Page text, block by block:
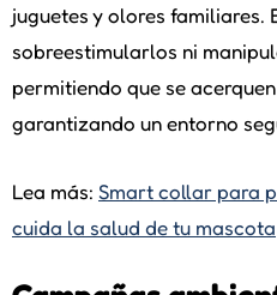
juguetes y olores familiares.
sobreestimularlos ni
permitiendo que se
garantizando un entorno
Lea más: Smart collar para
cuida la salud de tu mascota